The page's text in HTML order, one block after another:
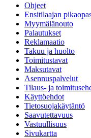
Ohjeet
Ensitilaajan
Myymälänouto
Palautukset
Reklamaatio
Takuu ja huolto
Toimitustavat
Maksutavat
Asennuspalvelut
Tilaus- ja
Käyttöehdot
Tietosuojakäytäntö
Saavutettavuus
Vastuullisuus
Sivukartta